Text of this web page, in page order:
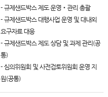
- 규제샌드박스 제도 운영‧관리 총괄
- 규제샌드박스 대행사업 운영 및 대내외
요구자료 대응
- 규제샌드박스 제도 상담 및 과제 관리(공
통)
- 심의위원회 및 사전검토위원회 운영 지
원(공통)